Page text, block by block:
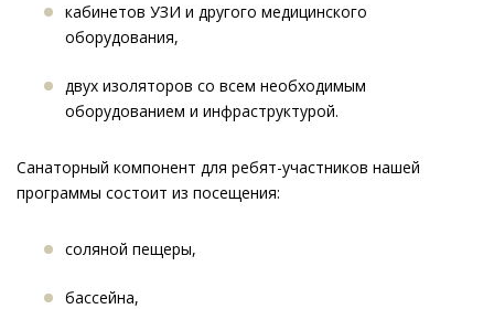
кабинетов УЗИ и другого медицинского
оборудования,
двух изоляторов со всем необходимым
оборудованием и инфраструктурой.
Cанаторный компонент для ребят-участников нашей
программы состоит из посещения:
cоляной пещеры,
бассейна,